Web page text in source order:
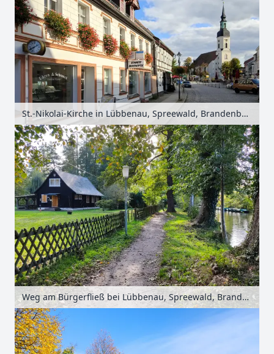
St.-Nikolai-Kirche in Lübbenau, Spreewald, Brandenburg, Deutschland
Weg am Bürgerfließ bei Lübbenau, Spreewald, Brandenburg, Deutschland